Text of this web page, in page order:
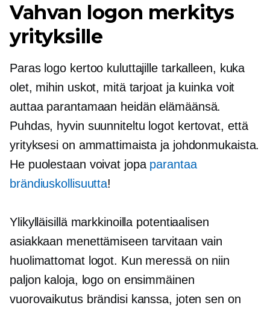
Vahvan logon merkitys
yrityksille
Paras logo kertoo kuluttajille tarkalleen, kuka
olet, mihin uskot, mitä tarjoat ja kuinka voit
auttaa parantamaan heidän elämäänsä.
Puhdas, hyvin suunniteltu logot kertovat, että
yrityksesi on ammattimaista ja johdonmukaista.
He puolestaan ​​voivat jopa parantaa
brändiuskollisuutta!
Ylikylläisillä markkinoilla potentiaalisen
asiakkaan menettämiseen tarvitaan vain
huolimattomat logot. Kun meressä on niin
paljon kaloja, logo on ensimmäinen
vuorovaikutus brändisi kanssa, joten sen on